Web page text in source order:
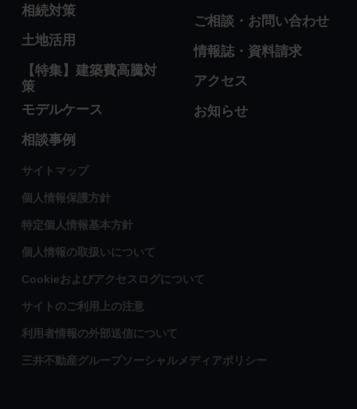
相続対策
土地活用
【特集】建築費高騰対
策
モデルケース
相談事例
ご相談・お問い合わせ
情報誌・資料請求
アクセス
お知らせ
サイトマップ
個人情報保護方針
特定個人情報基本方針
個人情報の取扱いについて
Cookieおよびアクセスログについて
サイトのご利用上の注意
利用者情報の外部送信について
三井不動産グループソーシャルメディアポリシー